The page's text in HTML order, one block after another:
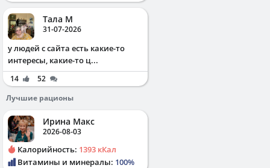
Тала М
31-07-2026
у людей с сайта есть какие-то
интересы, какие-то ц...
14
52
Лучшие рационы
Ирина Макс
2026-08-03
Калорийность: 1393 кКал
Витамины и минералы: 100%